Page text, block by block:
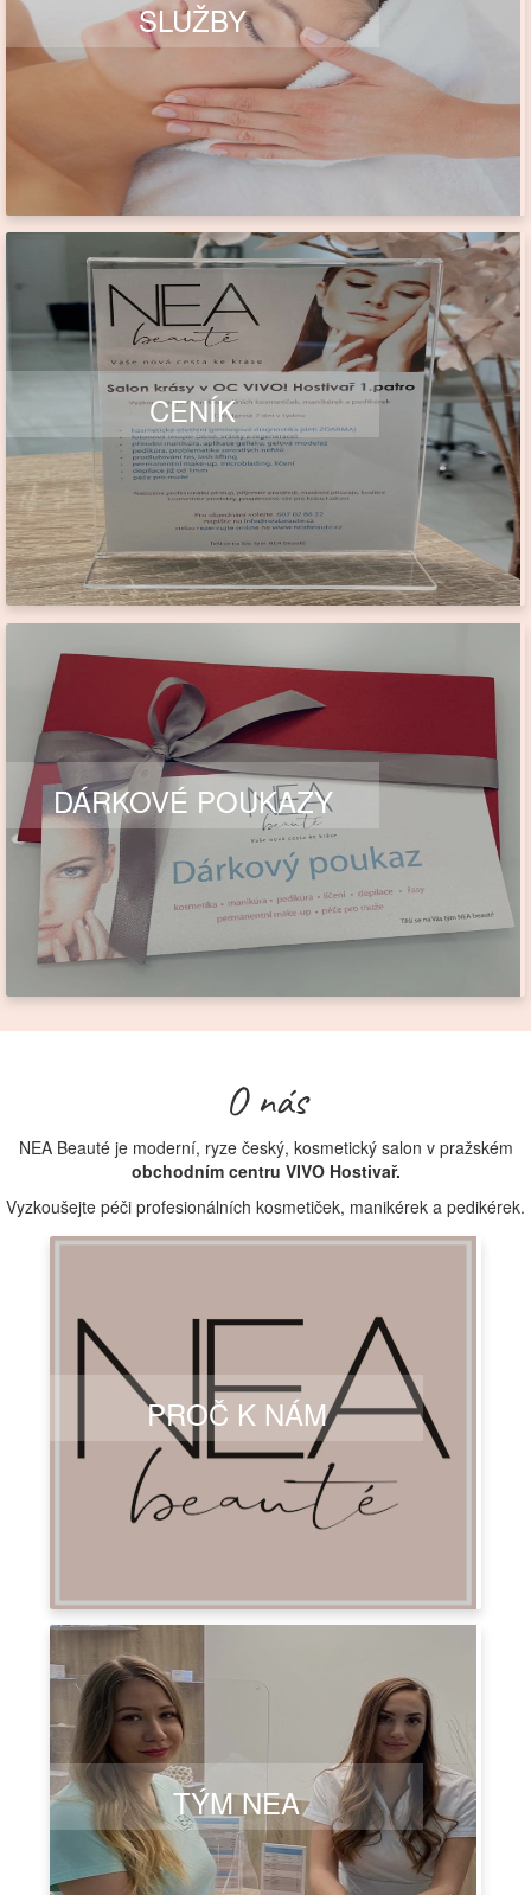
SLUŽBY
CENÍK
DÁRKOVÉ POUKAZY
O nás
NEA Beauté je moderní, ryze český, kosmetický salon v pražském
obchodním centru VIVO Hostivař.
Vyzkoušejte péči profesionálních kosmetiček, manikérek a pedikérek.
PROČ K NÁM
TÝM NEA